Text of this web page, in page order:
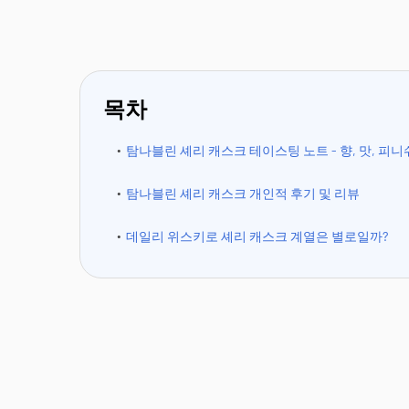
목차
탐나블린 셰리 캐스크 테이스팅 노트 - 향, 맛, 피니
탐나블린 셰리 캐스크 개인적 후기 및 리뷰
데일리 위스키로 셰리 캐스크 계열은 별로일까?